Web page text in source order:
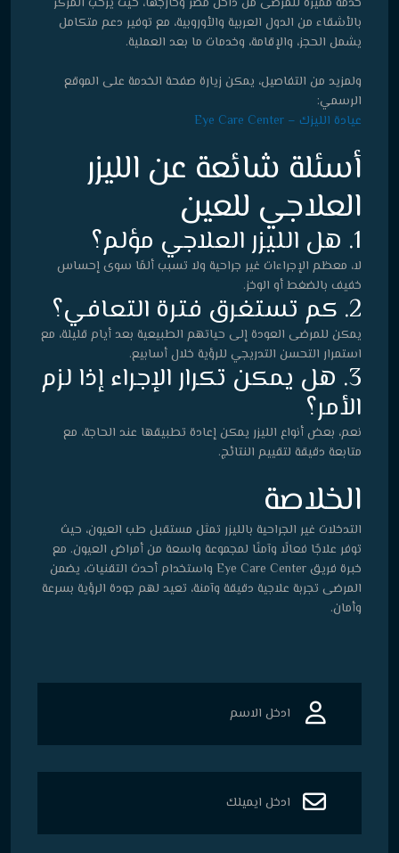
بالأشقاء من الدول العربية والأوروبية، مع توفير دعم متكامل
يشمل الحجز، والإقامة، وخدمات ما بعد العملية.
ولمزيد من التفاصيل، يمكن زيارة صفحة الخدمة على الموقع
الرسمي:
عيادة الليزك – Eye Care Center
أسئلة شائعة عن الليزر
العلاجي للعين
1. هل الليزر العلاجي مؤلم؟
لا، معظم الإجراءات غير جراحية ولا تسبب ألمًا سوى إحساس
خفيف بالضغط أو الوخز.
2. كم تستغرق فترة التعافي؟
يمكن للمرضى العودة إلى حياتهم الطبيعية بعد أيام قليلة، مع
استمرار التحسن التدريجي للرؤية خلال أسابيع.
3. هل يمكن تكرار الإجراء إذا لزم
الأمر؟
نعم، بعض أنواع الليزر يمكن إعادة تطبيقها عند الحاجة، مع
متابعة دقيقة لتقييم النتائج.
الخلاصة
التدخلات غير الجراحية بالليزر تمثل مستقبل طب العيون، حيث
توفر علاجًا فعالًا وآمنًا لمجموعة واسعة من أمراض العيون. مع
خبرة فريق Eye Care Center واستخدام أحدث التقنيات، يضمن
المرضى تجربة علاجية دقيقة وآمنة، تعيد لهم جودة الرؤية بسرعة
وأمان.